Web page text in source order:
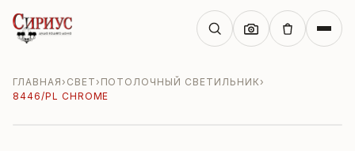
ГЛАВНАЯ› СВЕТ› ПОТОЛОЧНЫЙ СВЕТИЛЬНИК›
8446/PL CHROME